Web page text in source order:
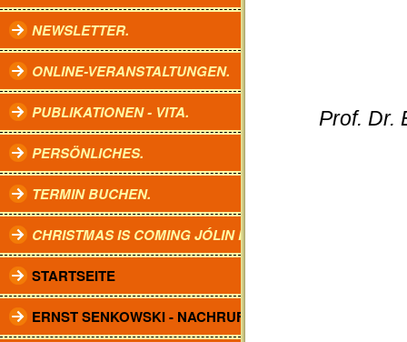
NEWSLETTER.
ONLINE-VERANSTALTUNGEN.
PUBLIKATIONEN - VITA.
PERSÖNLICHES.
TERMIN BUCHEN.
CHRISTMAS IS COMING JÓLIN KOMA.
STARTSEITE
ERNST SENKOWSKI - NACHRUF
Prof. Dr.